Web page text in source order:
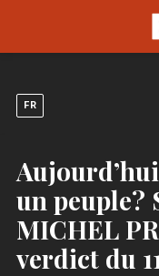
FR
un peuple?
MICHEL
verdict du